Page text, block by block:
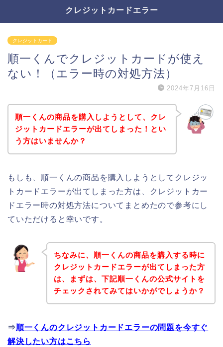
クレジットカードエラー
クレジットカード
順一くんでクレジットカードが使え
ない！（エラー時の対処方法）
2024年7月16日
順一くんの商品を購入しようとして、クレ
ジットカードエラーが出てしまった！とい
う方はいませんか？
もしも、順一くんの商品を購入しようとしてクレジッ
トカードエラーが出てしまった方は、クレジットカー
ドエラー時の対処方法についてまとめたので参考にし
ていただけると幸いです。
ちなみに、順一くんの商品を購入する時に
クレジットカードエラーが出てしまった方
は、まずは、下記順一くんの公式サイトを
チェックされてみてはいかがでしょうか？
⇒順一くんのクレジットカードエラーの問題を今すぐ
解決したい方はこちら